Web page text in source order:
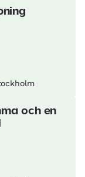
och en